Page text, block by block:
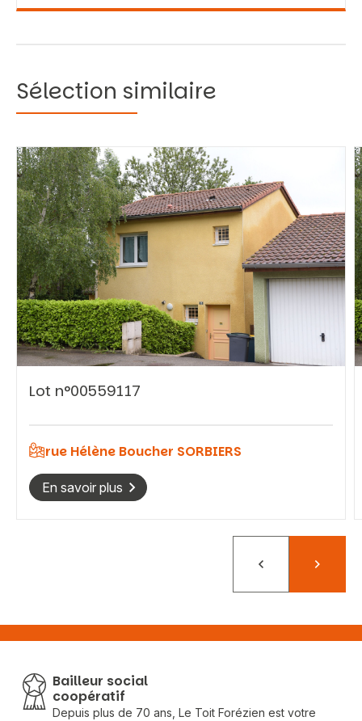
Sélection similaire
Lot n°00559117
rue Hélène Boucher SORBIERS
En savoir plus
PrécédentSuivant
Bailleur social
coopératif
Depuis plus de 70 ans, Le Toit Forézien est votre